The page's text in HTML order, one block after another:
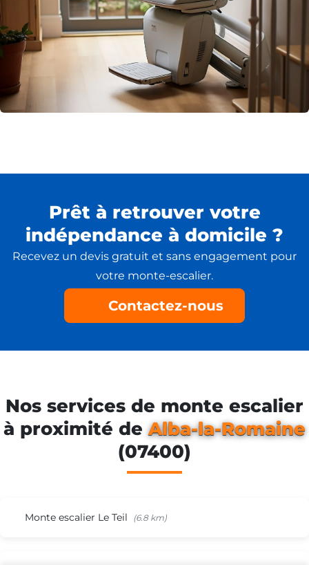
Prêt à retrouver votre
indépendance à domicile ?
Recevez un devis gratuit et sans engagement pour
votre monte-escalier.
Contactez-nous
Nos services de monte escalier
à proximité deAlba-la-Romaine
(07400)
Monte escalier Le Teil (6.8 km)
Besoin d'un